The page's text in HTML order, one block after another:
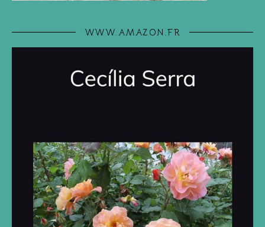
WWW.AMAZON.FR